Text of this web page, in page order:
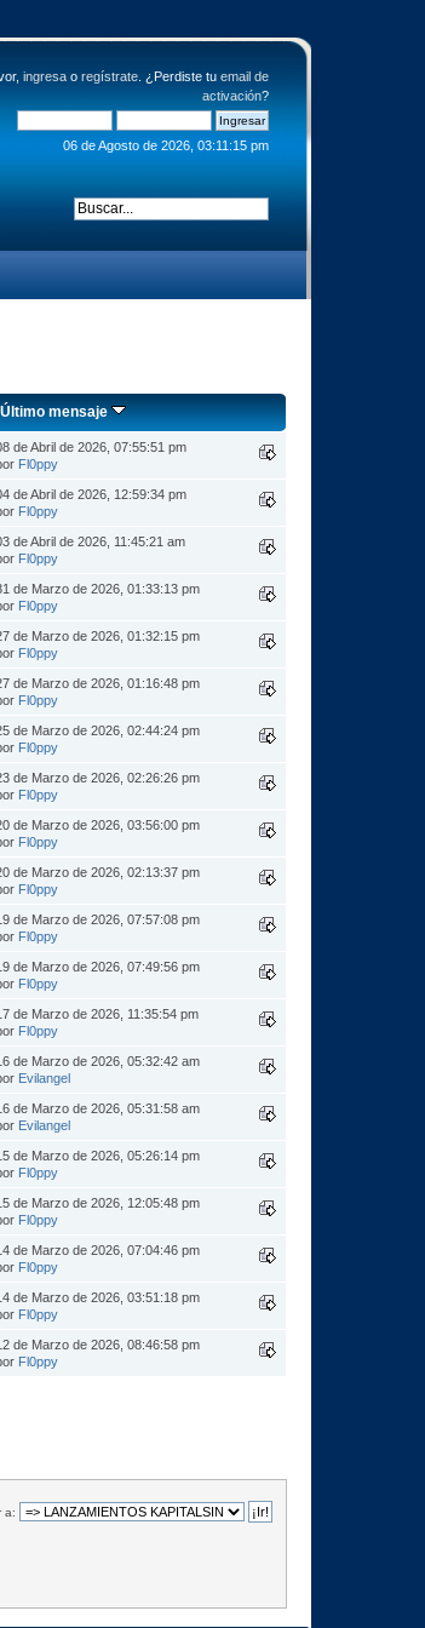
ingresao regístrate. ¿Perdiste tu email de
activación?
06 de Agosto de 2026, 03:11:15 pm
Último mensaje
de Abril de 2026, 07:55:51 pm
Fl0ppy
de Abril de 2026, 12:59:34 pm
Fl0ppy
de Abril de 2026, 11:45:21 am
Fl0ppy
de Marzo de 2026, 01:33:13 pm
Fl0ppy
de Marzo de 2026, 01:32:15 pm
Fl0ppy
de Marzo de 2026, 01:16:48 pm
Fl0ppy
de Marzo de 2026, 02:44:24 pm
Fl0ppy
de Marzo de 2026, 02:26:26 pm
Fl0ppy
de Marzo de 2026, 03:56:00 pm
Fl0ppy
de Marzo de 2026, 02:13:37 pm
Fl0ppy
de Marzo de 2026, 07:57:08 pm
Fl0ppy
de Marzo de 2026, 07:49:56 pm
Fl0ppy
de Marzo de 2026, 11:35:54 pm
Fl0ppy
de Marzo de 2026, 05:32:42 am
Evilangel
de Marzo de 2026, 05:31:58 am
Evilangel
de Marzo de 2026, 05:26:14 pm
Fl0ppy
de Marzo de 2026, 12:05:48 pm
Fl0ppy
de Marzo de 2026, 07:04:46 pm
Fl0ppy
de Marzo de 2026, 03:51:18 pm
Fl0ppy
de Marzo de 2026, 08:46:58 pm
Fl0ppy
a: